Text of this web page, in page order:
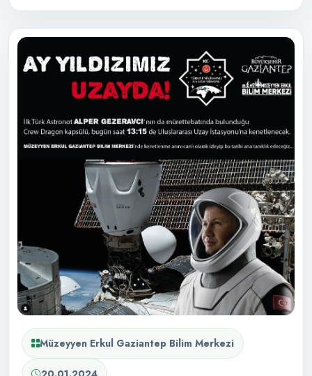
Müzeyyen Erkul Gaziantep Bilim Merkezi